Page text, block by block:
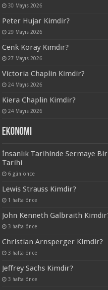
30 Mayıs 2026
Peter Hujar Kimdir?
29 Mayıs 2026
Cenk Koray Kimdir?
27 Mayıs 2026
Victoria Chaplin Kimdir?
24 Mayıs 2026
Kiera Chaplin Kimdir?
24 Mayıs 2026
Ekonomi
İnsanlık Tarihinde Sermaye
Tarihi
6 gün önce
Lewis Strauss Kimdir?
1 hafta önce
John Kenneth Galbraith
3 hafta önce
Christian Arnsperger Kimdir?
3 hafta önce
Jeffrey Sachs Kimdir?
3 hafta önce